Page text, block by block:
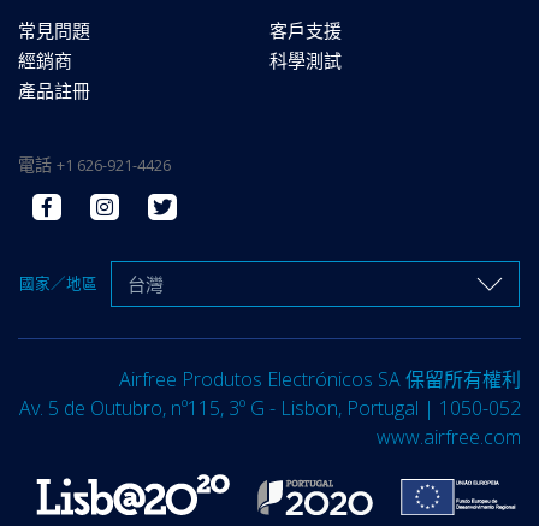
常見問題
客戶支援
經銷商
科學測試
產品註冊
電話 +1 626-921-4426
國家／地區 台灣
Airfree Produtos Electrónicos SA 保留所有權利
Av. 5 de Outubro, nº115, 3º G - Lisbon, Portugal | 1050-052
www.airfree.com